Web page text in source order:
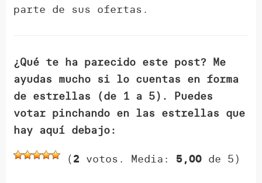
parte de sus ofertas.
¿Qué te ha parecido este post? Me
ayudas mucho si lo cuentas en forma
de estrellas (de 1 a 5). Puedes
votar pinchando en las estrellas que
hay aquí debajo:
(2 votos. Media: 5,00 de 5)